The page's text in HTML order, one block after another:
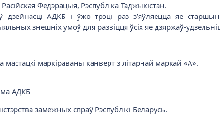
Федэрацыя, Рэспубліка Таджыкістан.
ў дзейнасці АДКБ і ўжо трэці раз з’яўляецца яе
знешніх умоў для развіцця ўсіх яе дзяржаў-
маркіраваны канверт з літарнай маркай «А».
АДКБ.
замежных спраў Рэспублікі Беларусь.